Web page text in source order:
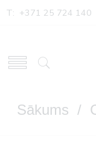
T: +371 25 724 140
Sākums /